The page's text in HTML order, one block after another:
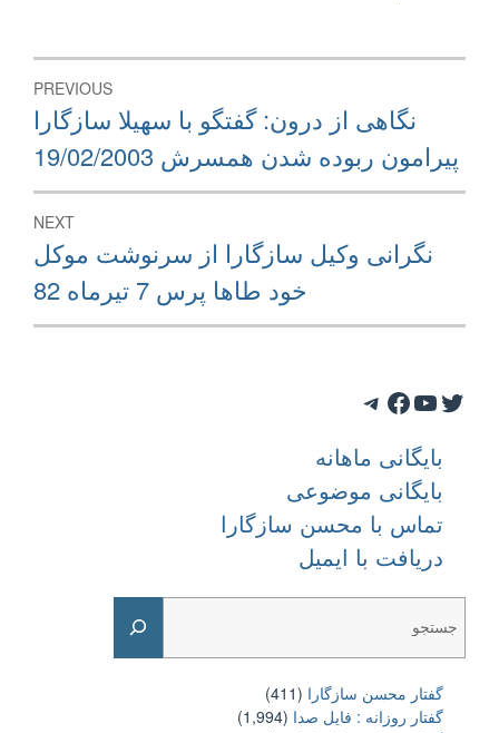
Post
navigation
PREVIOUS
Previous
post:
نگاهی از درون: گفتگو با سهيلا سازگارا
پيرامون ربوده شدن همسرش 19/02/2003
NEXT
Next
post:
نگرانی وکیل سازگارا از سرنوشت موکل
خود طاها پرس 7 تیرماه 82
Telegram Facebook YouTube Twitter
بایگانی ماهانه
بایگانی موضوعی
تماس با محسن سازگارا
دریافت با ایمیل
گفتار محسن سازگارا (411)
گفتار روزانه : فایل‌ صدا (1,994)